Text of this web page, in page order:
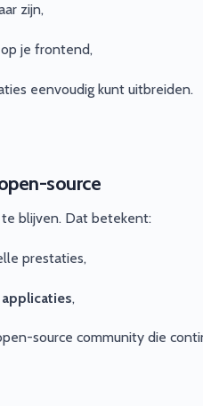
zijn,
je frontend,
eenvoudig kunt uitbreiden.
source
blijven. Dat betekent:
prestaties,
,
source community die